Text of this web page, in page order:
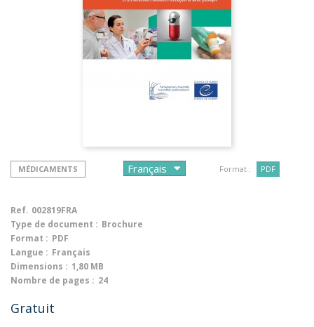
MÉDICAMENTS Format : PDF
Ref. 002819FRA
Type de document : Brochure
Format : PDF
Langue : Français
Dimensions : 1,80 MB
Nombre de pages : 24
Gratuit